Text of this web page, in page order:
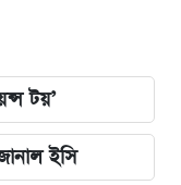
টয়’
ইসি